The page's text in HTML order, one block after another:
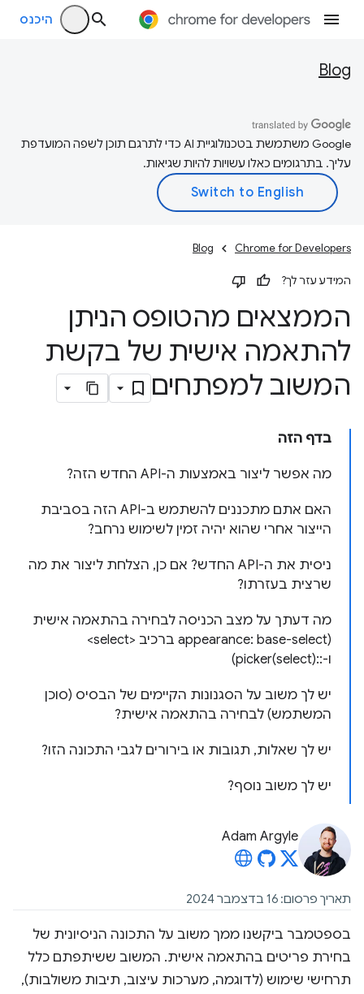
היכנס
Blog
‫Google משתמשת בטכנולוגיית AI כדי לתרגם תוכן לשפה המועדפת
עליך. בתרגומים כאלו עשויות להיות שגיאות.
Chrome for Developers
Blog
המידע עזר לך?
הממצאים מהטופס הניתן
להתאמה אישית של בקשת
המשוב למפתחים
בדף הזה
מה אפשר ליצור באמצעות ה-API החדש הזה?
האם אתם מתכננים להשתמש ב-API הזה בסביבת
הייצור אחרי שהוא יהיה זמין לשימוש נרחב?
ניסית את ה-API החדש? אם כן, הצלחת ליצור את מה
שרצית בעזרתו?
מה דעתך על מצב הכניסה לבחירה בהתאמה אישית
(appearance: base-select ברכיב <select>
ו-::picker(select))
יש לך משוב על הסגנונות הקיימים של הבסיס (סוכן
המשתמש) לבחירה בהתאמה אישית?
יש לך שאלות, תגובות או בירורים לגבי התכונה הזו?
יש לך משוב נוסף?
Adam Argyle
תאריך פרסום: 16 בדצמבר 2024
בספטמבר ביקשנו ממך משוב על התכונה הניסיונית של
בחירת פריטים בהתאמה אישית. המשוב ששיתפתם כלל
תרחישי שימוש (לדוגמה, מערכות עיצוב, תיבות משולבות),